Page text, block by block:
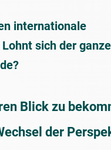
internationale
sich der ganze
Blick zu
der